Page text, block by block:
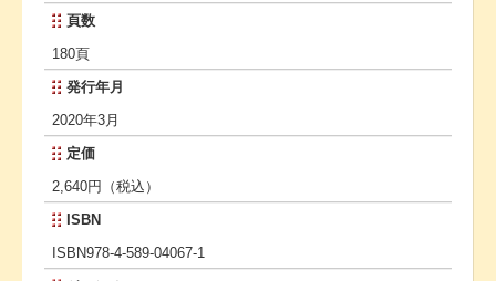
頁数
180頁
発行年月
2020年3月
定価
2,640円（税込）
ISBN
ISBN978-4-589-04067-1